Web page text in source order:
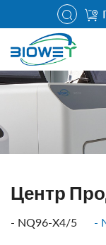
Центр
NQ96-X4/5